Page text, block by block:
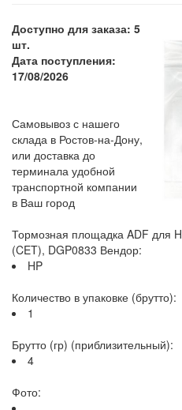
Доступно для заказа: 5
шт.
Дата поступления:
17/08/2026
Самовывоз с нашего
склада в Ростов-на-Дону,
или доставка до
терминала удобной
транспортной компании
в Ваш город
Тормозная площадка ADF для
(CET), DGP0833 Вендор:
HP
Количество в упаковке (брутто):
1
Брутто (гр) (приблизительный):
4
Фото: